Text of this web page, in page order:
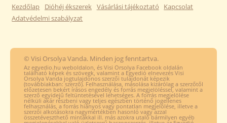
Kezdőlap Dióhéj ékszerek Vásárlási tájékoztató
Kapcsolat
Adatvédelmi szabályzat
© Visi Orsolya Vanda. Minden jog fenntartva.
Az egyedio.hu weboldalon, és Visi Orsolya Facebook oldalán
található képek és szövegk, valamint a Egyedió elnevezés Visi
Orsolya Vanda jogtulajdonos szerzői tulajdonát képezik
(továbbiakban: szerző). Felhasználása, másolása kizárólag a szerzőtől
előzetesen bekért írásos engedély és forrás megjelöléssel, valamint a
szerző egyidejű feltüntetésével lehetséges. A forrás megjelölése
nélküli akár részbeni vagy teljes egészben történő jogellenes
felhasználás, a forrás hiányos vagy pontatlan megjelölése, illetve a
szerzői alkotásokra nagymértékben hasonló vagy azzal
összetéveszthető mintákkal ill. más azokra utaló bármilyen egyéb